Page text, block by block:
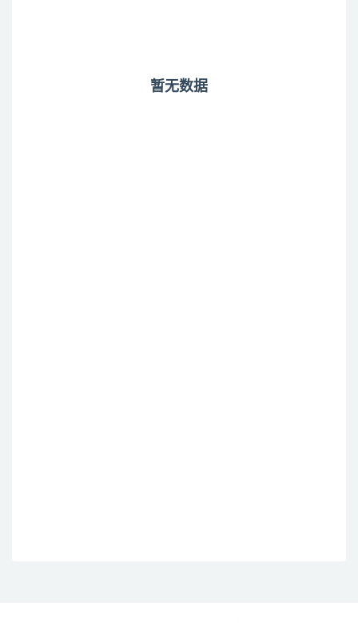
暂无数据